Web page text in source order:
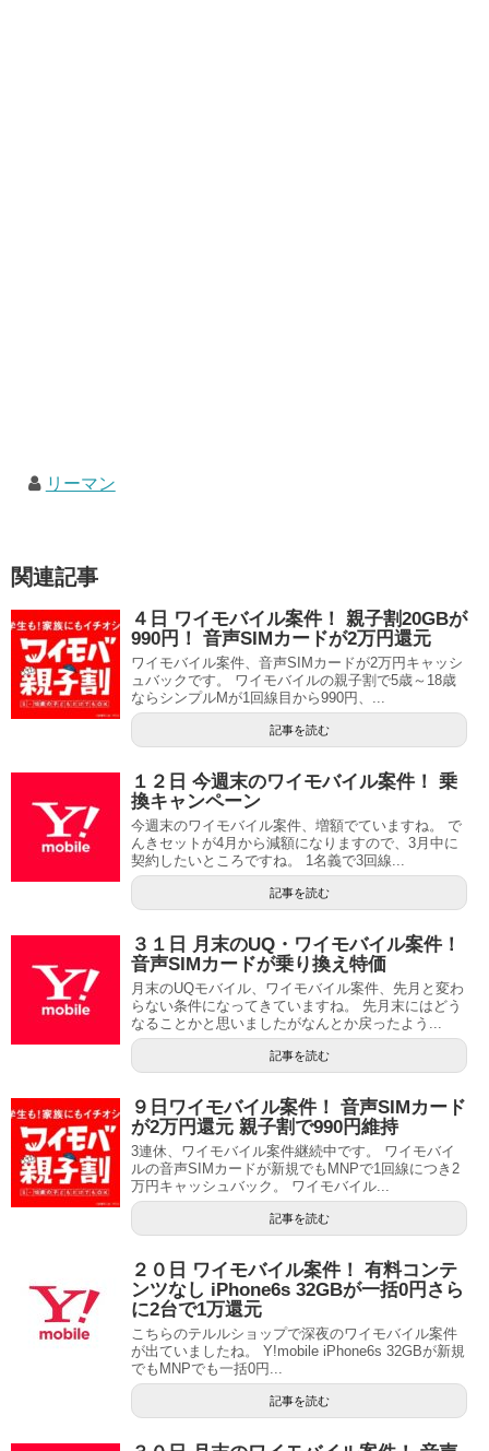
リーマン
関連記事
４日 ワイモバイル案件！ 親子割20GBが
990円！ 音声SIMカードが2万円還元
ワイモバイル案件、音声SIMカードが2万円キャッシ
ュバックです。 ワイモバイルの親子割で5歳～18歳
ならシンプルMが1回線目から990円、...
記事を読む
１２日 今週末のワイモバイル案件！ 乗
換キャンペーン
今週末のワイモバイル案件、増額でていますね。 で
んきセットが4月から減額になりますので、3月中に
契約したいところですね。 1名義で3回線...
記事を読む
３１日 月末のUQ・ワイモバイル案件！
音声SIMカードが乗り換え特価
月末のUQモバイル、ワイモバイル案件、先月と変わ
らない条件になってきていますね。 先月末にはどう
なることかと思いましたがなんとか戻ったよう...
記事を読む
９日ワイモバイル案件！ 音声SIMカード
が2万円還元 親子割で990円維持
3連休、ワイモバイル案件継続中です。 ワイモバイ
ルの音声SIMカードが新規でもMNPで1回線につき2
万円キャッシュバック。 ワイモバイル...
記事を読む
２０日 ワイモバイル案件！ 有料コンテ
ンツなし iPhone6s 32GBが一括0円さら
に2台で1万還元
こちらのテルルショップで深夜のワイモバイル案件
が出ていましたね。 Y!mobile iPhone6s 32GBが新規
でもMNPでも一括0円...
記事を読む